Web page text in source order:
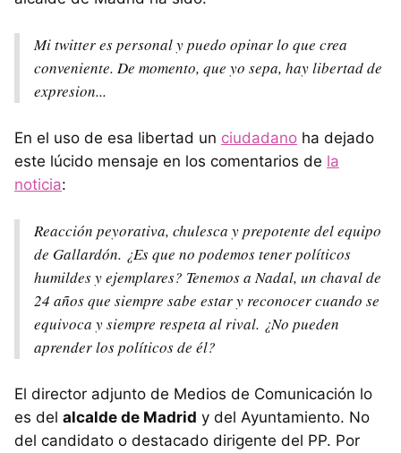
Mi twitter es personal y puedo opinar lo que crea
conveniente. De momento, que yo sepa, hay libertad de
expresion...
En el uso de esa libertad un ciudadano ha dejado
este lúcido mensaje en los comentarios de la
noticia:
Reacción peyorativa, chulesca y prepotente del equipo
de Gallardón. ¿Es que no podemos tener políticos
humildes y ejemplares? Tenemos a Nadal, un chaval de
24 años que siempre sabe estar y reconocer cuando se
equivoca y siempre respeta al rival. ¿No pueden
aprender los políticos de él?
El director adjunto de Medios de Comunicación lo
es del alcalde de Madrid y del Ayuntamiento. No
del candidato o destacado dirigente del PP. Por